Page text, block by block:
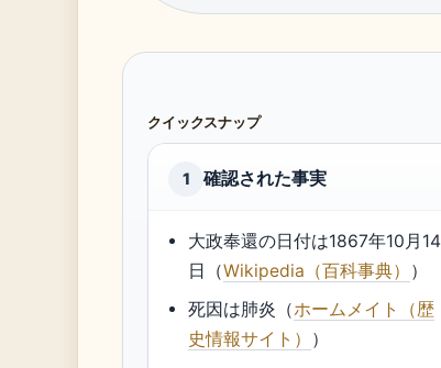
クイックスナップ
1 確認された事実
大政奉還の日付は1867年10月14
日（Wikipedia（百科事典） ）
死因は肺炎（ホームメイト（歴
史情報サイト） ）